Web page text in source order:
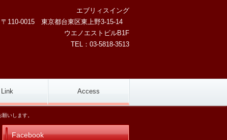
エブリィスイング
0015 東京都台東区東上野3-15-14
ウエノエストビルB1F
TEL：03-5818-3513
Link Access
いします。
Facebook